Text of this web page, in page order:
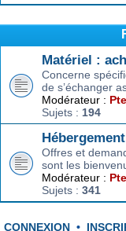
Matériel :
Concerne
de s’échanger
Modérateur :
Sujets : 194
Offres et
sont les
Modérateur :
Sujets : 341
CONNEXION •